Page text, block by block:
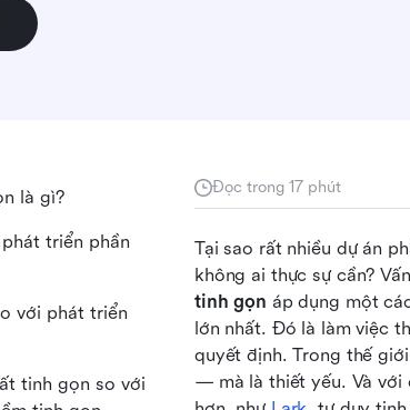
Đọc trong 17 phút
Tại sao rất nhiều dự án
không ai thực sự cần?
tinh gọn áp dụng một
lớn nhất. Đó là làm việc
quyết định. Trong thế
— mà là thiết yếu. Và với
là gì?
triển phần
với phát triển
tinh gọn so với